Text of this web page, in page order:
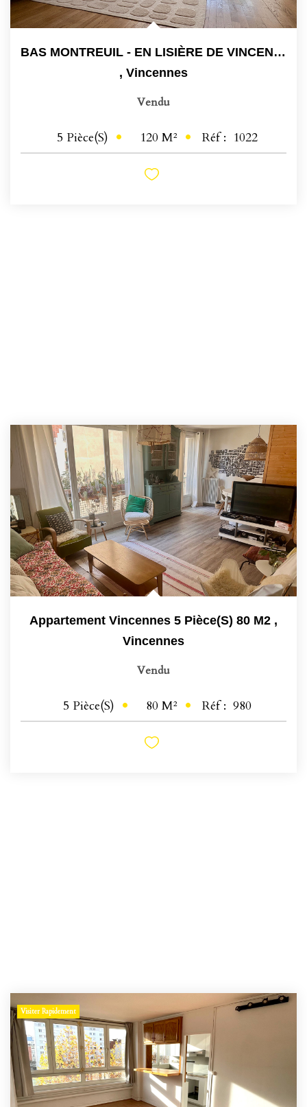
BAS MONTREUIL - EN LISIÈRE DE VINCENNES
, Vincennes
Vendu
5 Pièce(s) 120 M² Réf : 1022
Appartement Vincennes 5 Pièce(s) 80 M2 ,
Vincennes
Vendu
5 Pièce(s) 80 M² Réf : 980
Visiter Rapidement